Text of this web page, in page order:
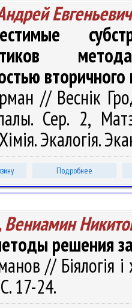
Евгеньевич
// Веснік
Сер. 2,
Хімія. Экалогія.
Подробнее
Вениамин
решения
// Біялогія
17-24.